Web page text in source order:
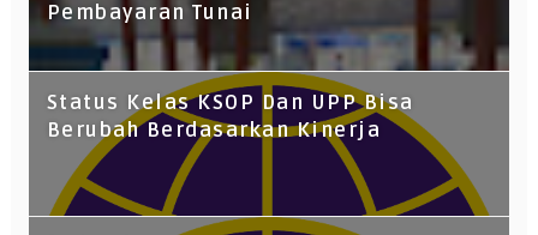
Pembayaran Tunai
Status Kelas KSOP Dan UPP Bisa
Berubah Berdasarkan Kinerja